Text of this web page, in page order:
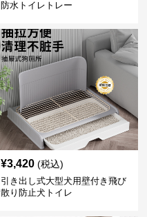
防水トイレトレー
¥3,420 (税込)
引き出し式大型犬用壁付き飛び
散り防止犬トイレ